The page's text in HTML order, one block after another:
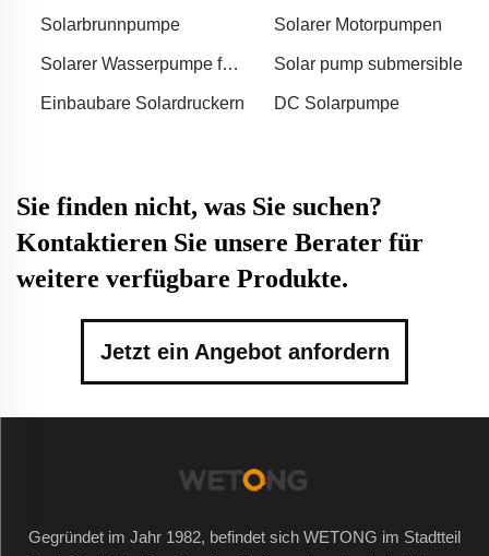
Solarbrunnpumpe
Solarer Motorpumpen
Solarer Wasserpumpe für
Solar pump submersible
Einbaubare Solardruckern DC Solarpumpe
Sie finden nicht, was Sie suchen?
Kontaktieren Sie unsere Berater für
weitere verfügbare Produkte.
Jetzt ein Angebot anfordern
Gegründet im Jahr 1982, befindet sich WETONG im Stadtteil